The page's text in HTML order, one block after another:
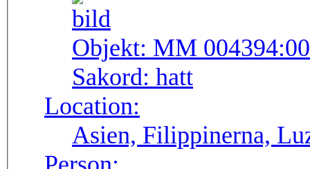
Objekt: MM
Sakord: hatt
Location:
Asien, Filippinerna,